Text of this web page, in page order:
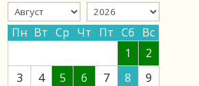
Пн Вт Ср Чт Пт Сб Вс
1
2
3
4 5 6 7 8
9